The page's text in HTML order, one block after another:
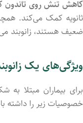
کاهش تنش روی
ثانویه کمک می‌کند.
ضعیف هستند، زانوبند
ویژگی‌های یک
برای بیماران مبتلا به
خصوصیات زیر را داشته